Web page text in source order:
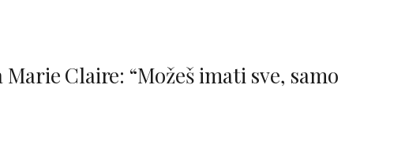
Marie Claire: “Možeš imati sve, samo